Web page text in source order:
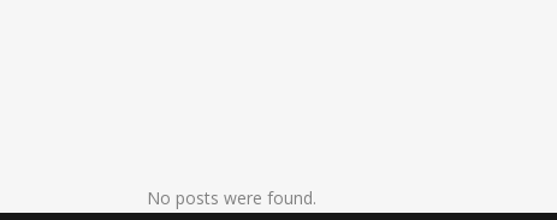
No posts were found.